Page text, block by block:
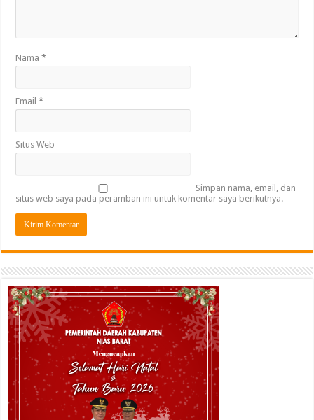
Nama*
Email*
Situs Web
Simpan nama, email, dan
situs web saya pada peramban ini untuk komentar saya berikutnya.